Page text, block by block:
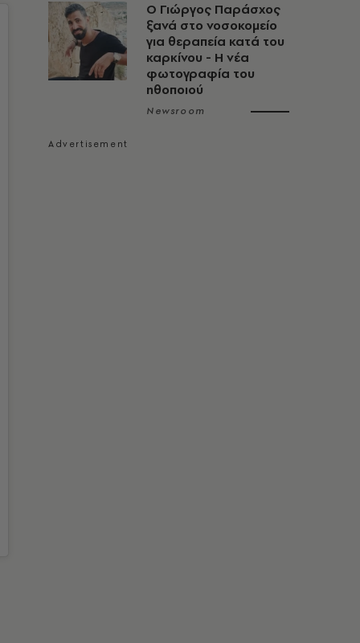
O Γιώργος Παράσχος
ξανά στο νοσοκομείο
για θεραπεία κατά του
καρκίνου - Η νέα
φωτογραφία του
ηθοποιού
Newsroom